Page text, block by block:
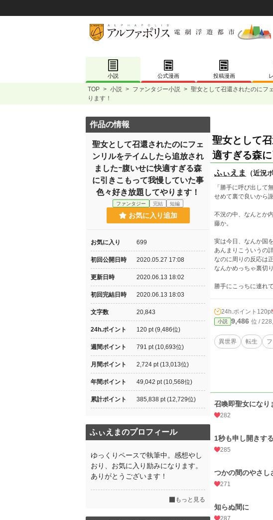
小説 公式漫画 投稿漫画
TOP > 小説 > ファンタジー小説 > 聖女として召還されたのにフ
ります！
聖女として
適すぎる森
ふぃえま （近況
「勝手に呼び出して
せめて裏で良いから
不況の中、なんとか
藤か。
実は今日、なんか国
あんまりこういうの
なのに周りの反応は
なんかめっちゃ裏切
勝手にこっちに連れ
24h.ポイント 120pt
小説 9,486 位 /
異世界 転生
召喚即聖女になり
282
1秒も申し開きす
285
つかの間のやさし
271
知らぬ間に
287
作品の情報
聖女として召還されたのにフェ
ンリルをテイムしたら追放され
ましたｰ腹いせに快適すぎる森
に引きこもって我慢していた事
色々好き放題してやります！
ファンタジー 完結 短編
お気に入り追加
お気に入り 699
初回公開日時 2020.05.27 17:08
更新日時 2020.06.13 18:02
初回完結日時 2020.06.13 18:03
文字数 20,843
24h.ポイント 120 pt (9,486位)
週間ポイント 791 pt (10,693位)
月間ポイント 2,724 pt (13,013位)
年間ポイント 49,042 pt (10,568位)
累計ポイント 385,838 pt (12,729位)
ふぃえまのプロフィール
ゆっくりペースで執筆中。感想やし
おり、お気に入り励みになります。
ありがとうございます！
もっと見る